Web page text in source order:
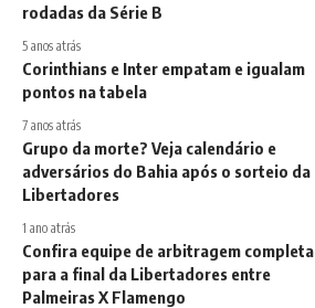
rodadas da Série B
5 anos atrás
Corinthians e Inter empatam e igualam
pontos na tabela
7 anos atrás
Grupo da morte? Veja calendário e
adversários do Bahia após o sorteio da
Libertadores
1 ano atrás
Confira equipe de arbitragem completa
para a final da Libertadores entre
Palmeiras X Flamengo